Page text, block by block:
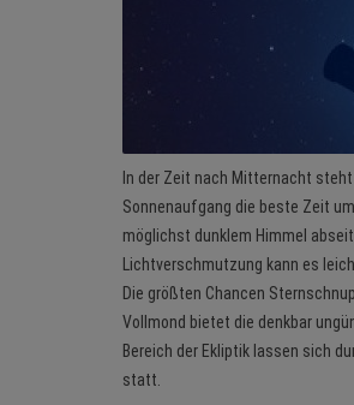
In der Zeit nach Mitternacht
Sonnenaufgang die beste Zeit
möglichst dunklem Himmel
Lichtverschmutzung kann es
Die größten Chancen
Vollmond bietet die denkbar
Bereich der Ekliptik lassen sich
statt.